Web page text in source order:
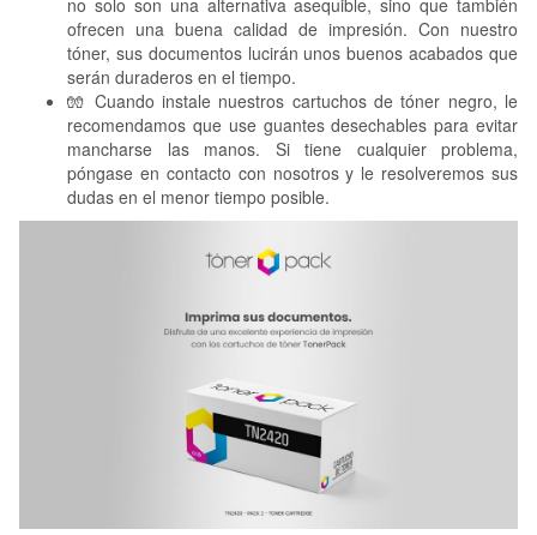
no solo son una alternativa asequible, sino que también
ofrecen una buena calidad de impresión. Con nuestro
tóner, sus documentos lucirán unos buenos acabados que
serán duraderos en el tiempo.
🧤 Cuando instale nuestros cartuchos de tóner negro, le
recomendamos que use guantes desechables para evitar
mancharse las manos. Si tiene cualquier problema,
póngase en contacto con nosotros y le resolveremos sus
dudas en el menor tiempo posible.